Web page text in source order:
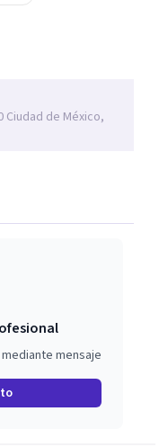
Logoterapia, el
Conductual.
estados
pensamientos
regular sus
basadas en
de la historia y
Ciudad de México,
mensaje